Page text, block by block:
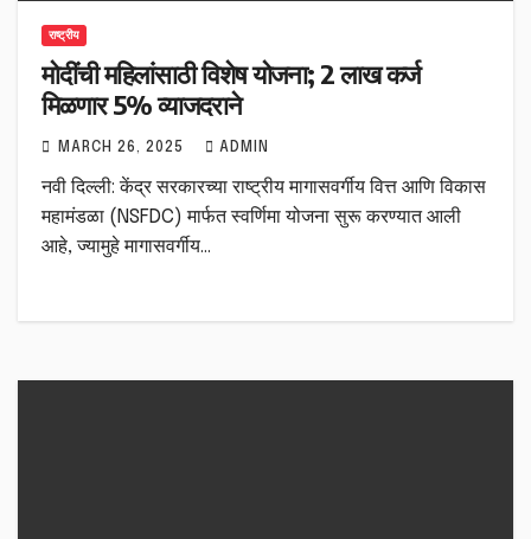
राष्ट्रीय
मोदींची महिलांसाठी विशेष योजना; 2 लाख कर्ज
मिळणार 5% व्याजदराने
MARCH 26, 2025 ADMIN
नवी दिल्ली: केंद्र सरकारच्या राष्ट्रीय मागासवर्गीय वित्त आणि विकास
महामंडळा (NSFDC) मार्फत स्वर्णिमा योजना सुरू करण्यात आली
आहे, ज्यामुहे मागासवर्गीय…